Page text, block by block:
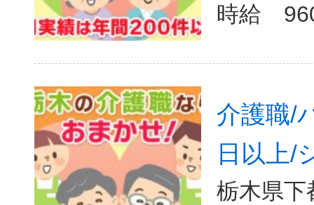
介護職/
日以上/
栃木県下